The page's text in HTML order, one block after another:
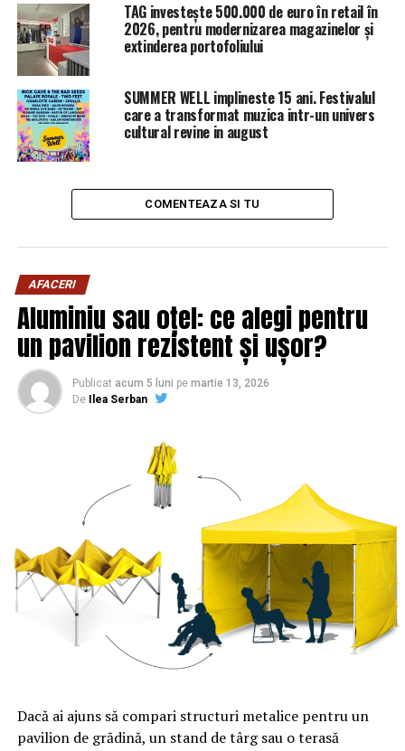
TAG investește 500.000 de euro în retail în
2026, pentru modernizarea magazinelor și
extinderea portofoliului
SUMMER WELL implineste 15 ani. Festivalul
care a transformat muzica intr-un univers
cultural revine in august
COMENTEAZA SI TU
AFACERI
Aluminiu sau oțel: ce alegi pentru
un pavilion rezistent și ușor?
Publicat acum 5 luni pe martie 13, 2026
De
Ilea Serban
Dacă ai ajuns să compari structuri metalice pentru un
pavilion de grădină, un stand de târg sau o terasă